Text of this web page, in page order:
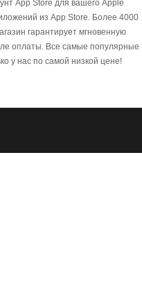
App Store для вашего Apple
из App Store. Более 4000
гарантирует мгновенную
оплаты. Все самые популярные
у нас по самой низкой цене!